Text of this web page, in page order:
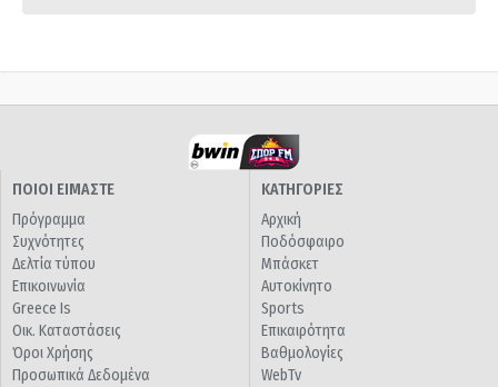
ΠΟΙΟΙ ΕΙΜΑΣΤΕ
Πρόγραμμα
Συχνότητες
Δελτία τύπου
Επικοινωνία
Greece Is
Οικ. Καταστάσεις
Όροι Χρήσης
Προσωπικά Δεδομένα
ΚΑΤΗΓΟΡΙΕΣ
Αρχική
Ποδόσφαιρο
Μπάσκετ
Αυτοκίνητο
Sports
Επικαιρότητα
Βαθμολογίες
WebTv